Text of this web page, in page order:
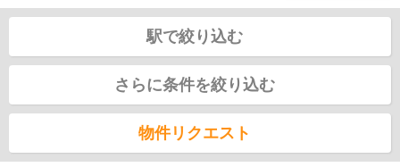
駅で絞り込む
さらに条件を絞り込む
物件リクエスト